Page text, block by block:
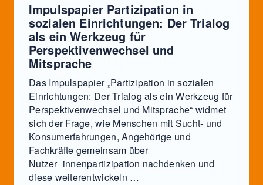
Impulspapier Partizipation in
sozialen Einrichtungen: Der Trialog
als ein Werkzeug für
Perspektivenwechsel und
Mitsprache
Das Impulspapier „Partizipation in sozialen
Einrichtungen: Der Trialog als ein Werkzeug für
Perspektivenwechsel und Mitsprache“ widmet
sich der Frage, wie Menschen mit Sucht- und
Konsumerfahrungen, Angehörige und
Fachkräfte gemeinsam über
Nutzer_innenpartizipation nachdenken und
diese weiterentwickeln …